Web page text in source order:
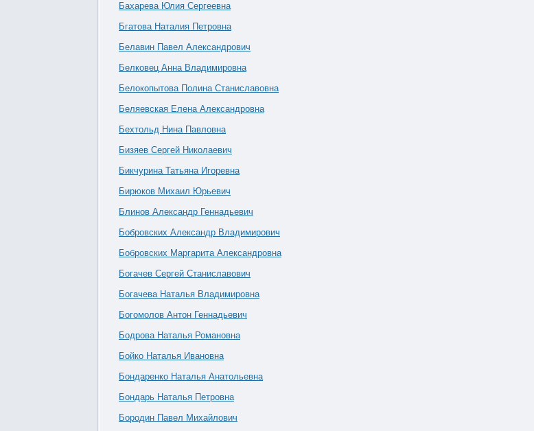
Бахарева Юлия Сергеевна
Бгатова Наталия Петровна
Белавин Павел Александрович
Белковец Анна Владимировна
Белокопытова Полина Станиславовна
Беляевская Елена Александровна
Бехтольд Нина Павловна
Бизяев Сергей Николаевич
Бикчурина Татьяна Игоревна
Бирюков Михаил Юрьевич
Блинов Александр Геннадьевич
Бобровских Александр Владимирович
Бобровских Маргарита Александровна
Богачев Сергей Станиславович
Богачева Наталья Владимировна
Богомолов Антон Геннадьевич
Бодрова Наталья Романовна
Бойко Наталья Ивановна
Бондаренко Наталья Анатольевна
Бондарь Наталья Петровна
Бородин Павел Михайлович